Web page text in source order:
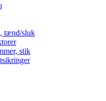
tænd/sluk
stik